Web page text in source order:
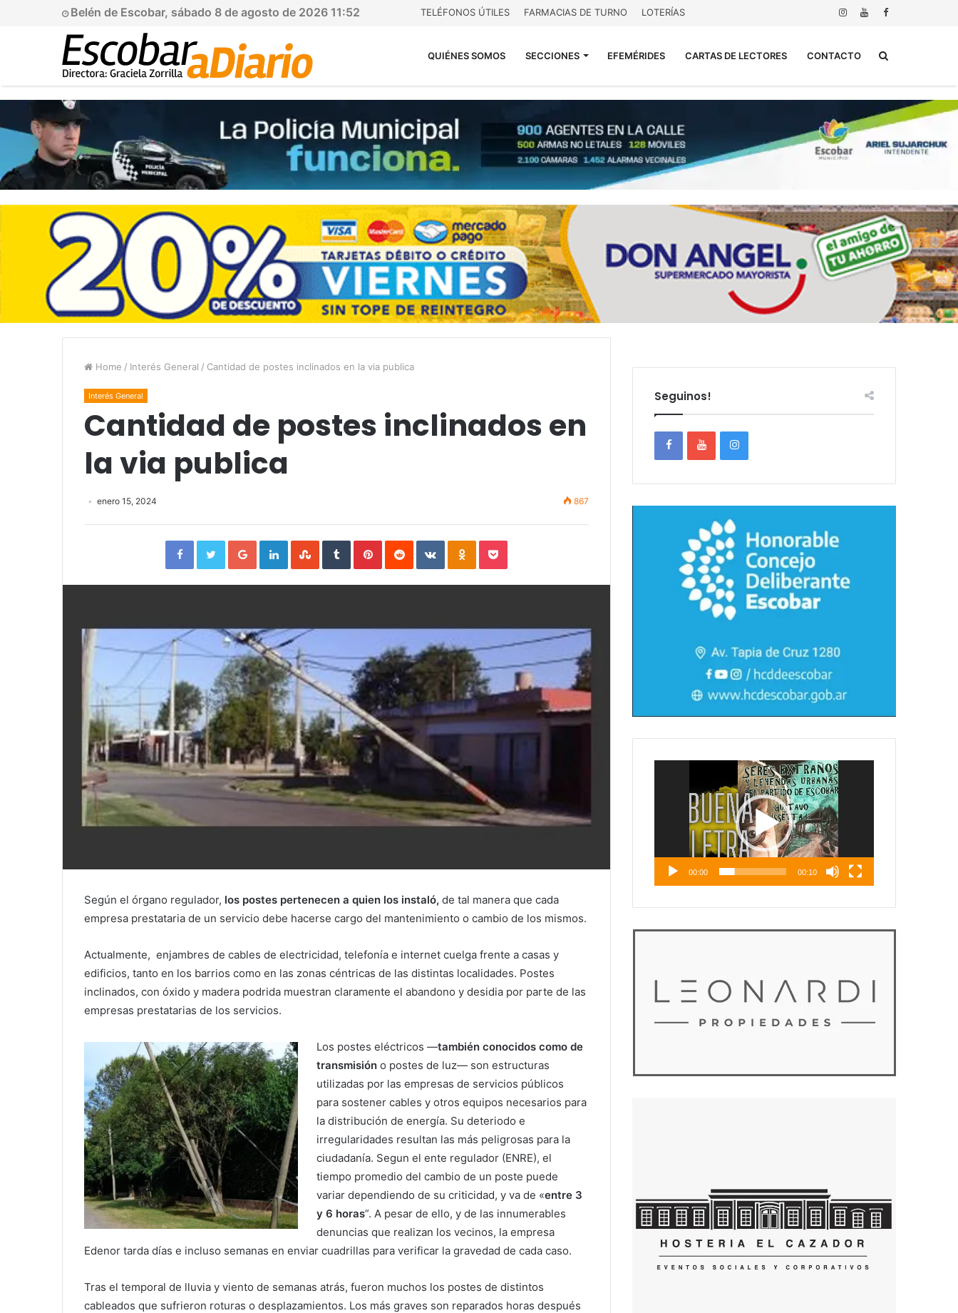
Belén de Escobar, sábado 8 de agosto de 2026 11:52 TELÉFONOS ÚTILES FARMACIAS DE TURNO LOTERÍAS
QUIÉNES SOMOS SECCIONES EFEMÉRIDES CARTAS DE LECTORES CONTACTO
Home / Interés General / Cantidad de postes inclinados en la via publica
Interés General
Cantidad de postes inclinados en
la via publica
enero 15, 2024 867
FacebookTwitterGoogle+LinkedInStumbleUpon
TumblrPinterestReddit VKontakteOdnoklassniki
Pocket
Según el órgano regulador, los postes pertenecen a quien los instaló, de tal manera que cada
empresa prestataria de un servicio debe hacerse cargo del mantenimiento o cambio de los mismos.
Actualmente, enjambres de cables de electricidad, telefonía e internet cuelga frente a casas y
edificios, tanto en los barrios como en las zonas céntricas de las distintas localidades. Postes
inclinados, con óxido y madera podrida muestran claramente el abandono y desidia por parte de las
empresas prestatarias de los servicios.
Los postes eléctricos —también conocidos como de
transmisióno postes de luz— son estructuras
utilizadas por las empresas de servicios públicos
para sostener cables y otros equipos necesarios para
la distribución de energía. Su deteriodo e
irregularidades resultan las más peligrosas para la
ciudadanía. Segun el ente regulador (ENRE), el
tiempo promedio del cambio de un poste puede
variar dependiendo de su criticidad, y va de «entre 3
y 6 horas”. A pesar de ello, y de las innumerables
denuncias que realizan los vecinos, la empresa
Edenor tarda días e incluso semanas en enviar cuadrillas para verificar la gravedad de cada caso.
Tras el temporal de lluvia y viento de semanas atrás, fueron muchos los postes de distintos
cableados que sufrieron roturas o desplazamientos. Los más graves son reparados horas después
Seguinos!
00:00 00:10